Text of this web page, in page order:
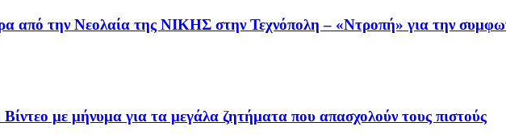
από την Νεολαία της ΝΙΚΗΣ στην Τεχνόπολη – «Ντροπή» για την
Βίντεο με μήνυμα για τα μεγάλα ζητήματα που απασχολούν τους πιστούς